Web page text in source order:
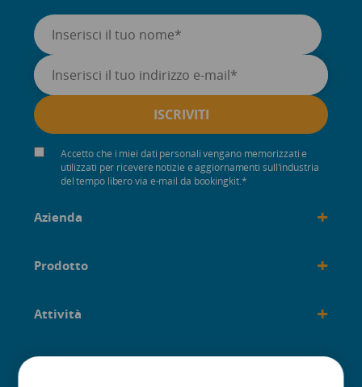
Accetto che i miei dati personali vengano memorizzati e
utilizzati per ricevere notizie e aggiornamenti sull'industria
del tempo libero via e-mail da bookingkit.*
Azienda +
Prodotto +
Attività +
Costruito per +